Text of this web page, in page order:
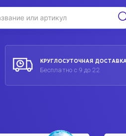
КРУГЛОСУТОЧНАЯ
Бесплатно с 9 до 22